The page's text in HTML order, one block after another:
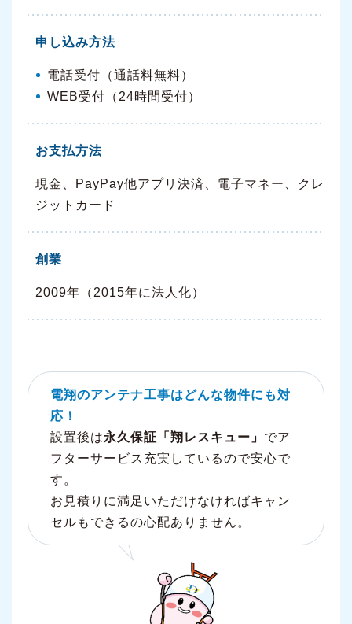
申し込み方法
電話受付（通話料無料）
WEB受付（24時間受付）
お支払方法
現金、PayPay他アプリ決済、電子マネー、クレ
ジットカード
創業
2009年（2015年に法人化）
電翔のアンテナ工事はどんな物件にも対
応！
設置後は永久保証「翔レスキュー」 でア
フターサービス充実しているので安心で
す。
お見積りに満足いただけなければキャン
セルもできるの心配ありません。